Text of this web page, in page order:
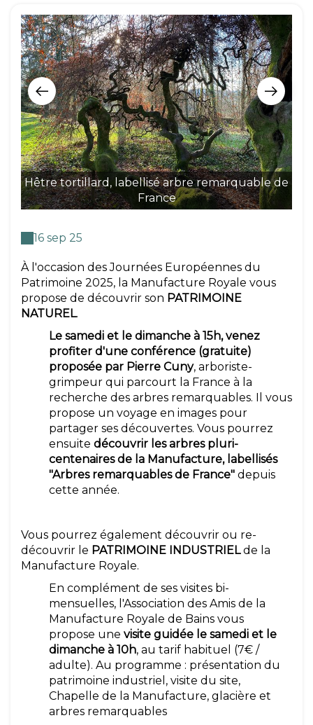
Hêtre tortillard, labellisé arbre remarquable de
France
16 sep 25
À l'occasion des Journées Européennes du
Patrimoine 2025, la Manufacture Royale vous
propose de découvrir son PATRIMOINE
NATUREL.
Le samedi et le dimanche à 15h, venez
profiter d'une conférence (gratuite)
proposée par Pierre Cuny, arboriste-
grimpeur qui parcourt la France à la
recherche des arbres remarquables. Il vous
propose un voyage en images pour
partager ses découvertes. Vous pourrez
ensuite découvrir les arbres pluri-
centenaires de la Manufacture, labellisés
"Arbres remarquables de France" depuis
cette année.
Vous pourrez également découvrir ou re-
découvrir le PATRIMOINE INDUSTRIELde la
Manufacture Royale.
En complément de ses visites bi-
mensuelles, l'Association des Amis de la
Manufacture Royale de Bains vous
propose une visite guidée le samedi et le
dimanche à 10h, au tarif habituel (7€ /
adulte). Au programme : présentation du
patrimoine industriel, visite du site,
Chapelle de la Manufacture, glacière et
arbres remarquables